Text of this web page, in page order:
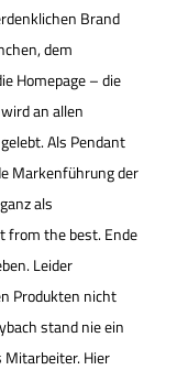
Brand
dem
Homepage – die
an allen
Als Pendant
Markenführung der
als
from the best. Ende
Leider
Produkten nicht
stand nie ein
Mitarbeiter. Hier